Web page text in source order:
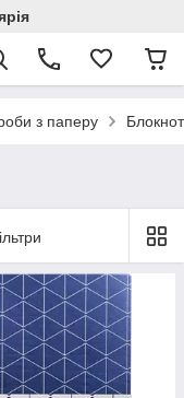
з паперу